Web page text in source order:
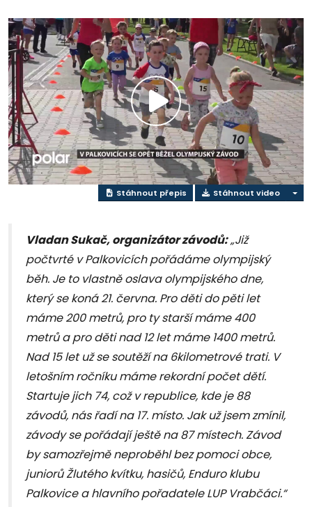
Přehrát
video
Stáhnout přepis Stáhnout video
Vladan Sukač, organizátor závodů:„Již
počtvrté v Palkovicích pořádáme olympijský
běh. Je to vlastně oslava olympijského dne,
který se koná 21. června. Pro děti do pěti let
máme 200 metrů, pro ty starší máme 400
metrů a pro děti nad 12 let máme 1400 metrů.
Nad 15 let už se soutěží na 6kilometrové trati. V
letošním ročníku máme rekordní počet dětí.
Startuje jich 74, což v republice, kde je 88
závodů, nás řadí na 17. místo. Jak už jsem zmínil,
závody se pořádají ještě na 87 místech. Závod
by samozřejmě neproběhl bez pomoci obce,
juniorů Žlutého kvítku, hasičů, Enduro klubu
Palkovice a hlavního pořadatele LUP Vrabčáci.“